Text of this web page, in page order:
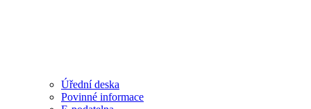
Úřední deska
Povinné informace